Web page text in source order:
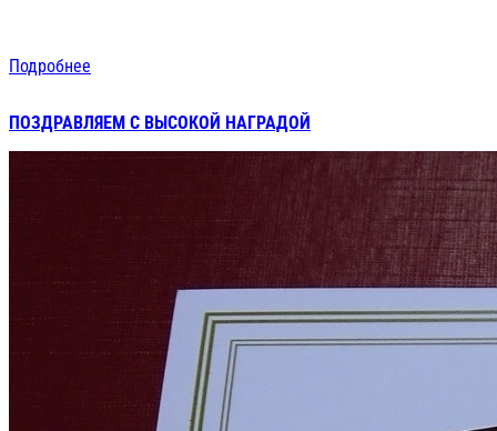
Подробнее
ПОЗДРАВЛЯЕМ С ВЫСОКОЙ НАГРАДОЙ